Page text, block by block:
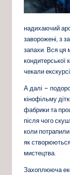
надихаючий
заворожені, з
запахи. Вся ця
кондитерської
чекали
А далі –
кінофільму
фабрики та
після чого
коли
як
мистецтва.
Захоплююча